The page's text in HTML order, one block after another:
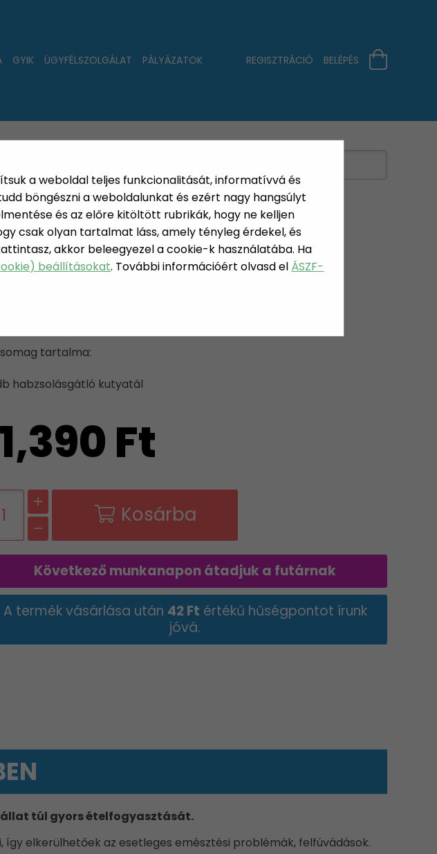
a weboldal teljes funkcionalitását, informatívvá és
böngészni a weboldalunkat és ezért nagy hangsúlyt
és az előre kitöltött rubrikák, hogy ne kelljen
csak olyan tartalmat láss, amely tényleg érdekel, és
akkor beleegyezel a cookie-k használatába. Ha
beállításokat. További információért olvasd el ÁSZF-
GYIK ÜGYFÉLSZOLGÁLAT PÁLYÁZATOK REGISZTRÁCIÓ BELÉPÉS
TÁL
tartalma:
habzsolásgátló kutyatál
1,390 Ft
Kosárba
Következő munkanapon átadjuk a futárnak
A termék vásárlása után 42 Ft értékű hűségpontot írunk
jóvá.
túl gyors ételfogyasztását.
elkerülhetőek az esetleges emésztési problémák, felfúvádások.